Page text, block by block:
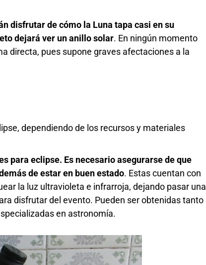
disfrutar de cómo la Luna tapa casi en su
dejará ver un anillo solar. En ningún momento
directa, pues supone graves afectaciones a la
dependiendo de los recursos y materiales
para eclipse. Es necesario asegurarse de que
de estar en buen estado. Estas cuentan con
la luz ultravioleta e infrarroja, dejando pasar una
disfrutar del evento. Pueden ser obtenidas tanto
en astronomía.